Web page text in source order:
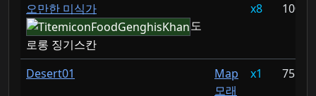
오만한 미식가
도
로롱 징기스칸
8 100%
Desert01
Map
모래
1